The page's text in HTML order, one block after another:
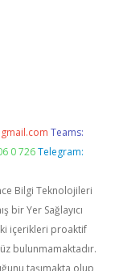
Teams:
0 726 Telegram:
Bilgi Teknolojileri
bir Yer Sağlayıcı
içerikleri proaktif
bulunmamaktadır.
taşımakta olup,